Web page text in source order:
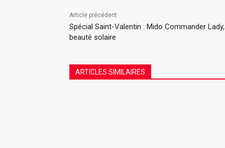
Article précédent
Spécial Saint-Valentin : Mido Commander Lady,
beauté solaire
ARTICLES SIMILAIRES